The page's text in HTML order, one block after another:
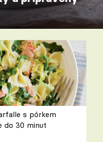
s pórkem
do 30 minut